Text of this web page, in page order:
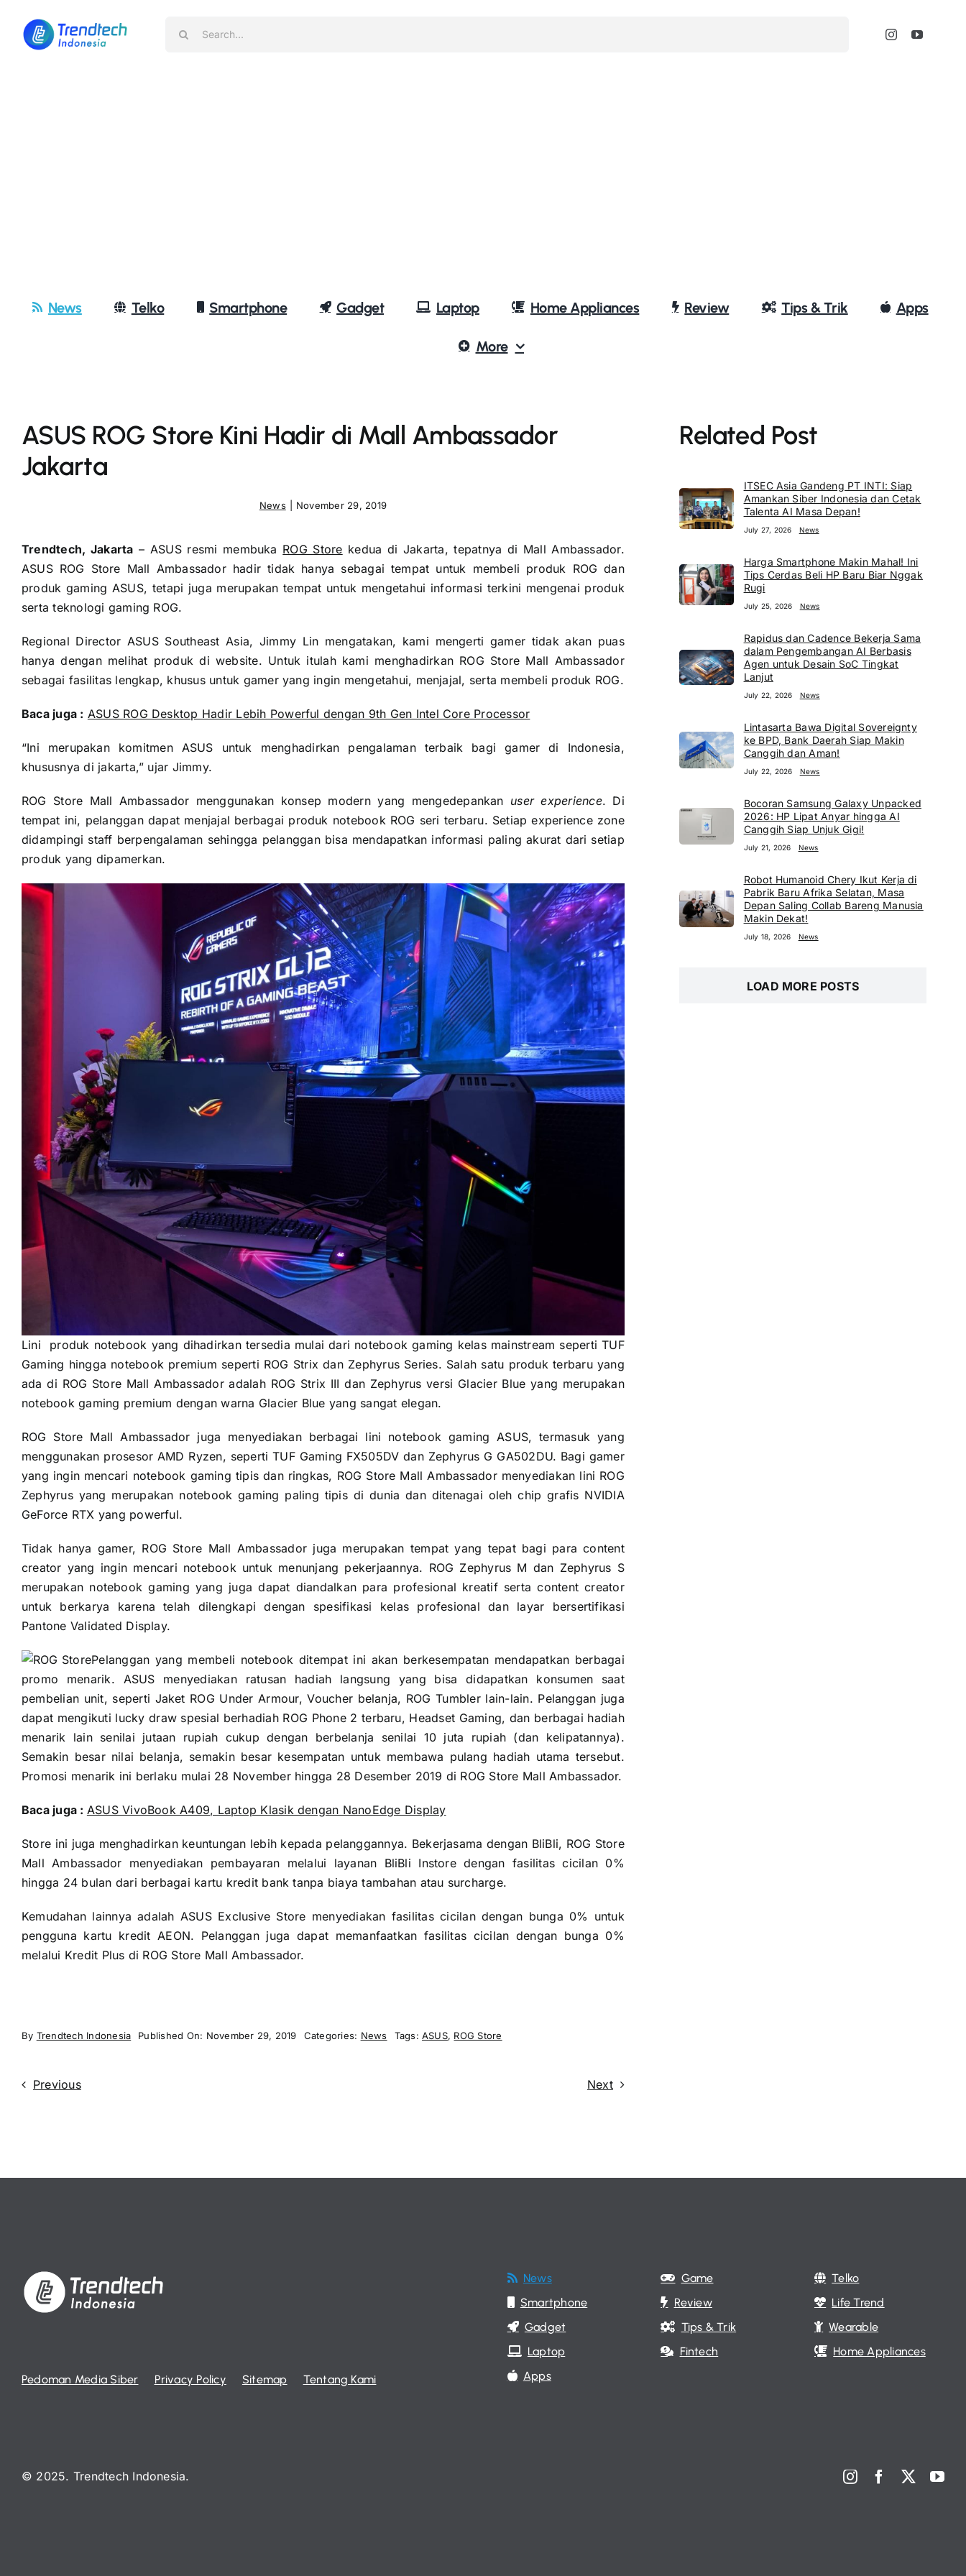
content
News Telko Smartphone Gadget Laptop Home Appliances Review Tips & Trik Apps
More
ASUS ROG Store Kini Hadir di Mall Ambassador
Jakarta
News November 29, 2019
Trendtech, Jakarta – ASUS resmi membuka ROG Store kedua di Jakarta, tepatnya di Mall Ambassador.
ASUS ROG Store Mall Ambassador hadir tidak hanya sebagai tempat untuk membeli produk ROG dan
produk gaming ASUS, tetapi juga merupakan tempat untuk mengetahui informasi terkini mengenai produk
serta teknologi gaming ROG.
Regional Director ASUS Southeast Asia, Jimmy Lin mengatakan, kami mengerti gamer tidak akan puas
hanya dengan melihat produk di website. Untuk itulah kami menghadirkan ROG Store Mall Ambassador
sebagai fasilitas lengkap, khusus untuk gamer yang ingin mengetahui, menjajal, serta membeli produk ROG.
Baca juga : ASUS ROG Desktop Hadir Lebih Powerful dengan 9th Gen Intel Core Processor
“Ini merupakan komitmen ASUS untuk menghadirkan pengalaman terbaik bagi gamer di Indonesia,
khususnya di jakarta,” ujar Jimmy.
ROG Store Mall Ambassador menggunakan konsep modern yang mengedepankan user experience. Di
tempat ini, pelanggan dapat menjajal berbagai produk notebook ROG seri terbaru. Setiap experience zone
didampingi staff berpengalaman sehingga pelanggan bisa mendapatkan informasi paling akurat dari setiap
produk yang dipamerkan.
Lini produk notebook yang dihadirkan tersedia mulai dari notebook gaming kelas mainstream seperti TUF
Gaming hingga notebook premium seperti ROG Strix dan Zephyrus Series. Salah satu produk terbaru yang
ada di ROG Store Mall Ambassador adalah ROG Strix III dan Zephyrus versi Glacier Blue yang merupakan
notebook gaming premium dengan warna Glacier Blue yang sangat elegan.
ROG Store Mall Ambassador juga menyediakan berbagai lini notebook gaming ASUS, termasuk yang
menggunakan prosesor AMD Ryzen, seperti TUF Gaming FX505DV dan Zephyrus G GA502DU. Bagi gamer
yang ingin mencari notebook gaming tipis dan ringkas, ROG Store Mall Ambassador menyediakan lini ROG
Zephyrus yang merupakan notebook gaming paling tipis di dunia dan ditenagai oleh chip grafis NVIDIA
GeForce RTX yang powerful.
Tidak hanya gamer, ROG Store Mall Ambassador juga merupakan tempat yang tepat bagi para content
creator yang ingin mencari notebook untuk menunjang pekerjaannya. ROG Zephyrus M dan Zephyrus S
merupakan notebook gaming yang juga dapat diandalkan para profesional kreatif serta content creator
untuk berkarya karena telah dilengkapi dengan spesifikasi kelas profesional dan layar bersertifikasi
Pantone Validated Display.
Pelanggan yang membeli notebook ditempat ini akan berkesempatan mendapatkan berbagai
promo menarik. ASUS menyediakan ratusan hadiah langsung yang bisa didapatkan konsumen saat
pembelian unit, seperti Jaket ROG Under Armour, Voucher belanja, ROG Tumbler lain-lain. Pelanggan juga
dapat mengikuti lucky draw spesial berhadiah ROG Phone 2 terbaru, Headset Gaming, dan berbagai hadiah
menarik lain senilai jutaan rupiah cukup dengan berbelanja senilai 10 juta rupiah (dan kelipatannya).
Semakin besar nilai belanja, semakin besar kesempatan untuk membawa pulang hadiah utama tersebut.
Promosi menarik ini berlaku mulai 28 November hingga 28 Desember 2019 di ROG Store Mall Ambassador.
Baca juga : ASUS VivoBook A409, Laptop Klasik dengan NanoEdge Display
Store ini juga menghadirkan keuntungan lebih kepada pelanggannya. Bekerjasama dengan BliBli, ROG Store
Mall Ambassador menyediakan pembayaran melalui layanan BliBli Instore dengan fasilitas cicilan 0%
hingga 24 bulan dari berbagai kartu kredit bank tanpa biaya tambahan atau surcharge.
Kemudahan lainnya adalah ASUS Exclusive Store menyediakan fasilitas cicilan dengan bunga 0% untuk
pengguna kartu kredit AEON. Pelanggan juga dapat memanfaatkan fasilitas cicilan dengan bunga 0%
melalui Kredit Plus di ROG Store Mall Ambassador.
By Trendtech Indonesia Published On: November 29, 2019 Categories: News Tags:ASUS, ROG Store
Previous Next
Related Post
ITSEC Asia Gandeng PT INTI: Siap
Amankan Siber Indonesia dan Cetak
Talenta AI Masa Depan!
July 27, 2026 News
Harga Smartphone Makin Mahal! Ini
Tips Cerdas Beli HP Baru Biar Nggak
Rugi
July 25, 2026 News
Rapidus dan Cadence Bekerja Sama
dalam Pengembangan AI Berbasis
Agen untuk Desain SoC Tingkat
Lanjut
July 22, 2026 News
Lintasarta Bawa Digital Sovereignty
ke BPD, Bank Daerah Siap Makin
Canggih dan Aman!
July 22, 2026 News
Bocoran Samsung Galaxy Unpacked
2026: HP Lipat Anyar hingga AI
Canggih Siap Unjuk Gigi!
July 21, 2026 News
Robot Humanoid Chery Ikut Kerja di
Pabrik Baru Afrika Selatan, Masa
Depan Saling Collab Bareng Manusia
Makin Dekat!
July 18, 2026 News
LOAD MORE POSTS
Pedoman Media Siber Privacy Policy Sitemap Tentang Kami
News
Smartphone
Gadget
Laptop
Apps
Game
Review
Tips & Trik
Fintech
Telko
Life Trend
Wearable
Home Appliances
© 2025. Trendtech Indonesia.